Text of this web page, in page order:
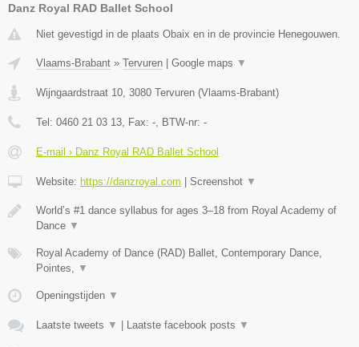
Danz Royal RAD Ballet School
Niet gevestigd in de plaats Obaix en in de provincie Henegouwen.
Vlaams-Brabant » Tervuren | Google maps ▼
Wijngaardstraat 10 3080 Tervuren (Vlaams-Brabant)
Tel: 0460 21 03 13 , Fax: - , BTW-nr: -
E-mail › Danz Royal RAD Ballet School
Website: https://danzroyal.com | Screenshot ▼
World’s #1 dance syllabus for ages 3–18 from Royal Academy of
Dance ▼
Royal Academy of Dance (RAD) Ballet, Contemporary Dance,
Pointes,
▼
Openingstijden ▼
Laatste tweets ▼ | Laatste facebook posts ▼